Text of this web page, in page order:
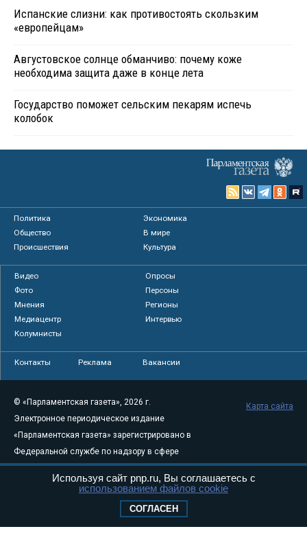
Испанские слизни: как противостоять скользким
«европейцам»
Августовское солнце обманчиво: почему коже
необходима защита даже в конце лета
Государство поможет сельским пекарям испечь
колобок
Политика
Экономика
Общество
В мире
Происшествия
Культура
Видео
Опросы
Фото
Персоны
Мнения
Регионы
Медиацентр
Интервью
Колумнисты
Контакты Реклама Вакансии
© «Парламентская газета», 2026 г.
Электронное периодическое издание
«Парламентская газета» зарегистрировано в
Федеральной службе по надзору в сфере
связи, информационных технологий и
массовых коммуникаций (Роскомнадзор) 05
Свидетельство о регистрации Эл № ФС77-
Карта сайта
Используя сайт pnp.ru, Вы соглашаетесь с
использованием файлов cookie
СОГЛАСЕН